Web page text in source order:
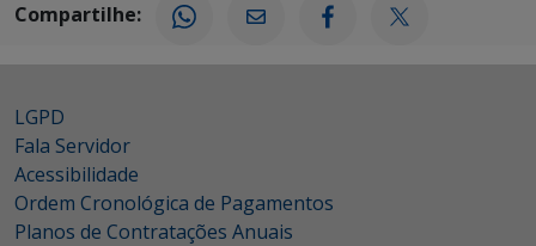
Compartilhe:
LGPD
Fala Servidor
Acessibilidade
Ordem Cronológica de Pagamentos
Planos de Contratações Anuais